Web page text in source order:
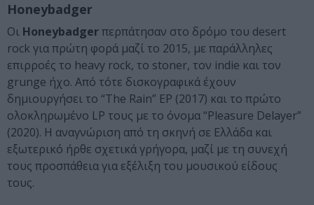
Honeybadger
Οι Honeybadgerπερπάτησαν στο δρόμο του desert
rock για πρώτη φορά μαζί το 2015, με παράλληλες
επιρροές το heavy rock, το stoner, τον indie και τον
grunge ήχο. Από τότε δισκογραφικά έχουν
δημιουργήσει το “The Rain” EP (2017) και το πρώτο
ολοκληρωμένο LP τους με το όνομα “Pleasure Delayer”
(2020). Η αναγνώριση από τη σκηνή σε Ελλάδα και
εξωτερικό ήρθε σχετικά γρήγορα, μαζί με τη συνεχή
τους προσπάθεια για εξέλιξη του μουσικού είδους
τους.